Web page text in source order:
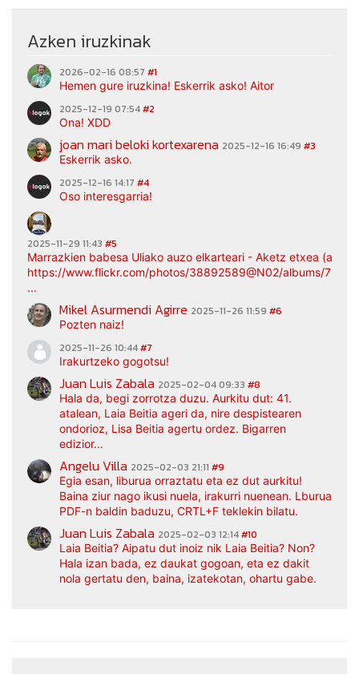
Azken iruzkinak
2026-02-16 08:57 #1
Hemen gure iruzkina! Eskerrik asko! Aitor
2025-12-19 07:54#2
Ona! XDD
joan mari beloki kortexarena 2025-12-16 16:49 #3
Eskerrik asko.
2025-12-16 14:17 #4
Oso interesgarria!
2025-11-29 11:43 #5
Marrazkien babesa Uliako auzo elkarteari - Aketz etxea
https://www.flickr.com/photos/38892589@N02/albums/
...
Mikel Asurmendi Agirre 2025-11-26 11:59 #6
Pozten naiz!
2025-11-26 10:44#7
Irakurtzeko gogotsu!
Juan Luis Zabala 2025-02-04 09:33 #8
Hala da, begi zorrotza duzu. Aurkitu dut: 41.
atalean, Laia Beitia ageri da, nire despistearen
ondorioz, Lisa Beitia agertu ordez. Bigarren
edizior...
Angelu Villa 2025-02-03 21:11 #9
Egia esan, liburua orraztatu eta ez dut aurkitu!
Baina ziur nago ikusi nuela, irakurri nuenean. Lburua
PDF-n baldin baduzu, CRTL+F teklekin bilatu.
Juan Luis Zabala 2025-02-03 12:14#10
Laia Beitia? Aipatu dut inoiz nik Laia Beitia? Non?
Hala izan bada, ez daukat gogoan, eta ez dakit
nola gertatu den, baina, izatekotan, ohartu gabe.